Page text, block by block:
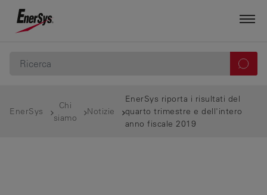
EnerSys
Chi
siamo
Notizie
EnerSys riporta i risultati del
quarto trimestre e dell'intero
anno fiscale 2019